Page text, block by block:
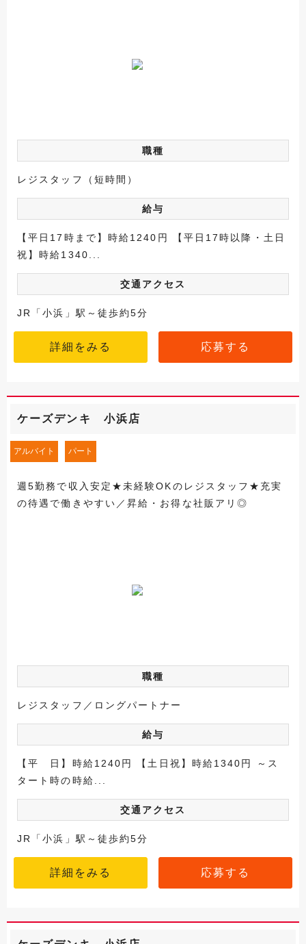
職種
レジスタッフ（短時間）
給与
【平日17時まで】時給1240円 【平日17時以降・土日
祝】時給1340...
交通アクセス
JR「小浜」駅～徒歩約5分
詳細をみる 応募する
ケーズデンキ 小浜店
アルバイト パート
週5勤務で収入安定★未経験OKのレジスタッフ★充実
の待遇で働きやすい／昇給・お得な社販アリ◎
職種
レジスタッフ／ロングパートナー
給与
【平 日】時給1240円 【土日祝】時給1340円 ～ス
タート時の時給...
交通アクセス
JR「小浜」駅～徒歩約5分
詳細をみる 応募する